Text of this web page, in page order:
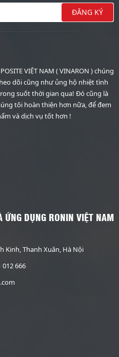
VIỆT NAM ( VINARON ) chúng
dõi cũng như ủng hộ nhiệt tình
suốt thời gian qua! Đó cũng là
tôi hoàn thiện hơn nữa, để đem
và dịch vụ tốt hơn !
ỨNG DỤNG RONIN VIỆT NAM
Kinh, Thanh Xuân, Hà Nội
012 666